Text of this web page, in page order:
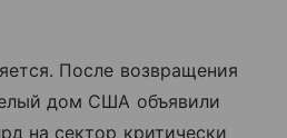
После возвращения
дом США объявили
на сектор критически